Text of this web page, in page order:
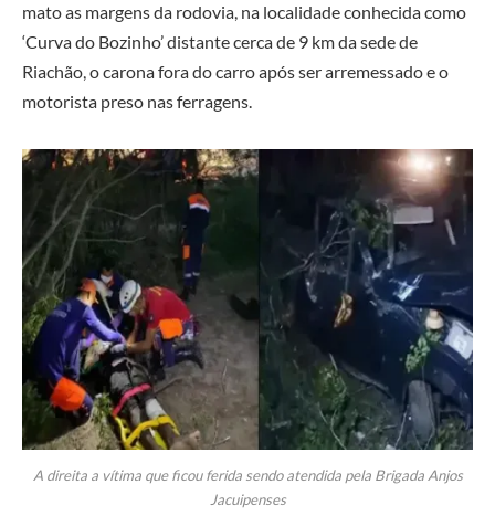
mato as margens da rodovia, na localidade conhecida como
‘Curva do Bozinho’ distante cerca de 9 km da sede de
Riachão, o carona fora do carro após ser arremessado e o
motorista preso nas ferragens.
A direita a vítima que ficou ferida sendo atendida pela Brigada Anjos
Jacuipenses